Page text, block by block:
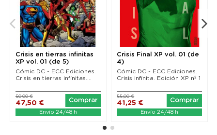
Crisis en tierras infinitas
XP vol. 01 (de 5)
Cómic DC - ECC Ediciones.
Crisis en tierras infinitas....
47,50 €
50,00 €
Comprar
Envío 24/48 h
Crisis Final XP vol. 01 (de
4)
Cómic DC - ECC Ediciones.
Crisis infinita. Edición XP nº 1
41,25 €
55,00 €
Comprar
Envío 24/48 h